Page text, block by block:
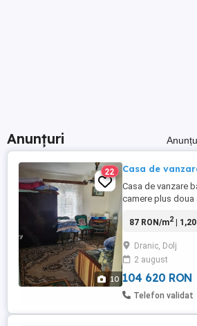
Anunțuri
10
22 Casa de
Casa de vanzare
camere plus
de vie, beci tern
trase în curte .
87 RON/m2|
Dranic, Dolj
2 august
104 620 RON
Telefon validat